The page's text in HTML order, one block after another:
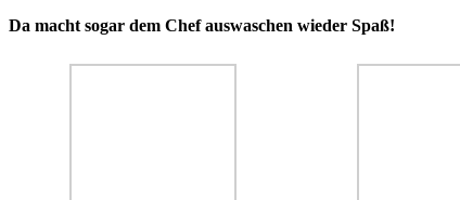
Da macht sogar dem Chef auswaschen wieder Spaß!